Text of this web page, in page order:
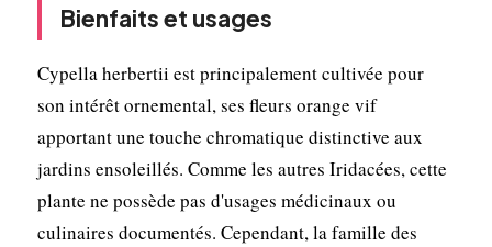
Bienfaits et usages
Cypella herbertii est principalement cultivée pour
son intérêt ornemental, ses fleurs orange vif
apportant une touche chromatique distinctive aux
jardins ensoleillés. Comme les autres Iridacées, cette
plante ne possède pas d'usages médicinaux ou
culinaires documentés. Cependant, la famille des